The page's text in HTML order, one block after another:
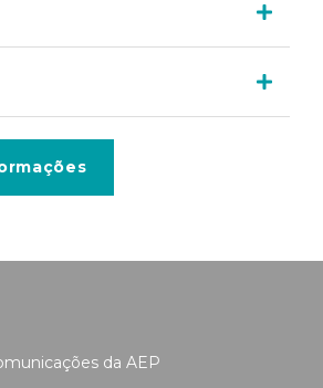
da AEP